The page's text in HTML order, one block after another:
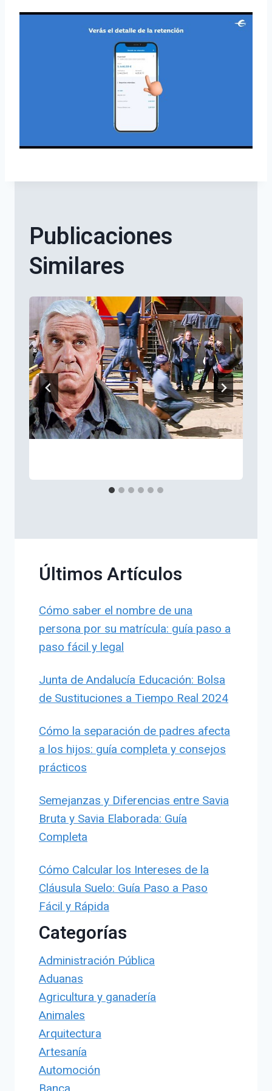
Publicaciones
Similares
Últimos Artículos
Cómo saber el nombre de una
persona por su matrícula: guía paso a
paso fácil y legal
Junta de Andalucía Educación: Bolsa
de Sustituciones a Tiempo Real 2024
Cómo la separación de padres afecta
a los hijos: guía completa y consejos
prácticos
Semejanzas y Diferencias entre Savia
Bruta y Savia Elaborada: Guía
Completa
Cómo Calcular los Intereses de la
Cláusula Suelo: Guía Paso a Paso
Fácil y Rápida
Categorías
Administración Pública
Aduanas
Agricultura y ganadería
Animales
Arquitectura
Artesanía
Automoción
Banca